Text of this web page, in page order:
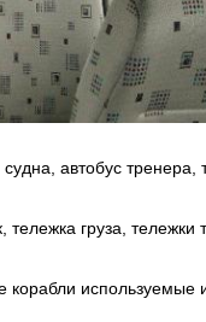
автобус тренера,
груза, тележки
используемые